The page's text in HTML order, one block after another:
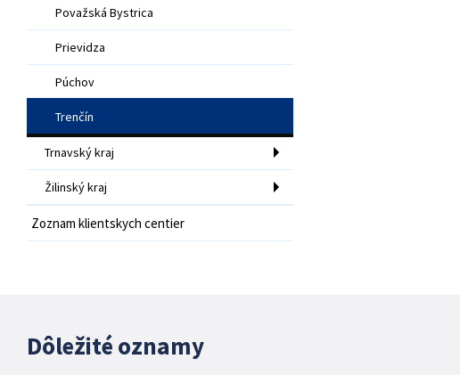
Považská Bystrica
Prievidza
Púchov
Trenčín
Trnavský kraj
Žilinský kraj
Zoznam klientskych centier
Dôležité oznamy